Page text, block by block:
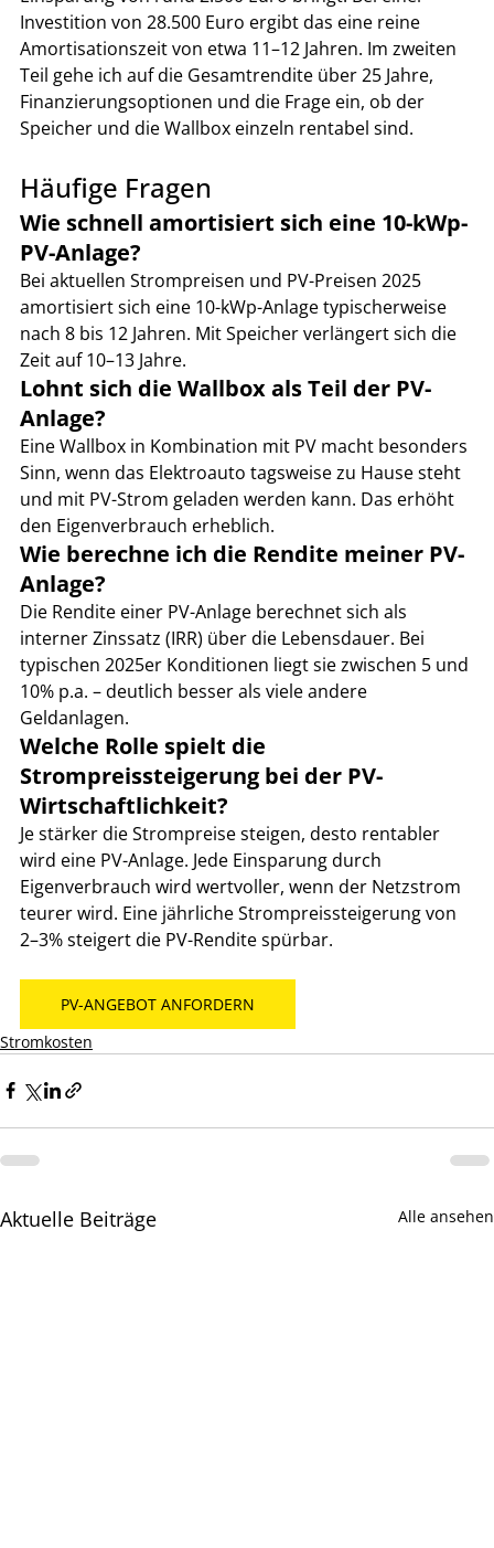
Investition von 28.500 Euro ergibt das eine reine
Amortisationszeit von etwa 11–12 Jahren. Im zweiten
Teil gehe ich auf die Gesamtrendite über 25 Jahre,
Finanzierungsoptionen und die Frage ein, ob der
Speicher und die Wallbox einzeln rentabel sind.
Häufige Fragen
Wie schnell amortisiert sich eine 10-kWp-
PV-Anlage?
Bei aktuellen Strompreisen und PV-Preisen 2025
amortisiert sich eine 10-kWp-Anlage typischerweise
nach 8 bis 12 Jahren. Mit Speicher verlängert sich die
Zeit auf 10–13 Jahre.
Lohnt sich die Wallbox als Teil der PV-
Anlage?
Eine Wallbox in Kombination mit PV macht besonders
Sinn, wenn das Elektroauto tagsweise zu Hause steht
und mit PV-Strom geladen werden kann. Das erhöht
den Eigenverbrauch erheblich.
Wie berechne ich die Rendite meiner PV-
Anlage?
Die Rendite einer PV-Anlage berechnet sich als
interner Zinssatz (IRR) über die Lebensdauer. Bei
typischen 2025er Konditionen liegt sie zwischen 5 und
10% p.a. – deutlich besser als viele andere
Geldanlagen.
Welche Rolle spielt die
Strompreissteigerung bei der PV-
Wirtschaftlichkeit?
Je stärker die Strompreise steigen, desto rentabler
wird eine PV-Anlage. Jede Einsparung durch
Eigenverbrauch wird wertvoller, wenn der Netzstrom
teurer wird. Eine jährliche Strompreissteigerung von
2–3% steigert die PV-Rendite spürbar.
PV-ANGEBOT ANFORDERN
Stromkosten
Aktuelle Beiträge Alle ansehen